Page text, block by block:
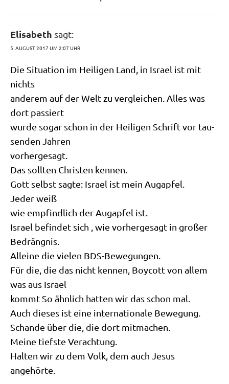
Elisabeth sagt:
5. AUGUST 2017 UM 2:07 UHR
Die Situa­ti­on im Hei­li­gen Land, in Isra­el ist mit
nichts
ande­rem auf der Welt zu ver­glei­chen. Alles was
dort passiert
wur­de sogar schon in der Hei­li­gen Schrift vor tau­
sen­den Jahren
vorhergesagt.
Das soll­ten Chri­sten kennen.
Gott selbst sag­te: Isra­el ist mein Aug­ap­fel.
Jeder weiß
wie emp­find­lich der Aug­ap­fel ist.
Isra­el befin­det sich , wie vor­her­ge­sagt in gro­ßer
Bedrängnis.
Allei­ne die vie­len BDS-Bewegungen.
Für die, die das nicht ken­nen, Boy­cott von allem
was aus Israel
kommt So ähn­lich hat­ten wir das schon mal.
Auch die­ses ist eine inter­na­tio­na­le Bewegung.
Schan­de über die, die dort mitmachen.
Mei­ne tief­ste Verachtung.
Hal­ten wir zu dem Volk, dem auch Jesus
angehörte.